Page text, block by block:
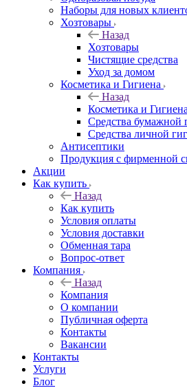
Наборы для новых
Хозтовары
Назад
Хозтовары
Чистящие средства
Уход за домом
Косметика и Гигиена
Назад
Косметика и Гигиена
Средства бумажной
Средства личной
Антисептики
Продукция с фирменной
Акции
Как купить
Назад
Как купить
Условия оплаты
Условия доставки
Обменная тара
Вопрос-ответ
Компания
Назад
Компания
О компании
Публичная оферта
Контакты
Вакансии
Контакты
Услуги
Блог